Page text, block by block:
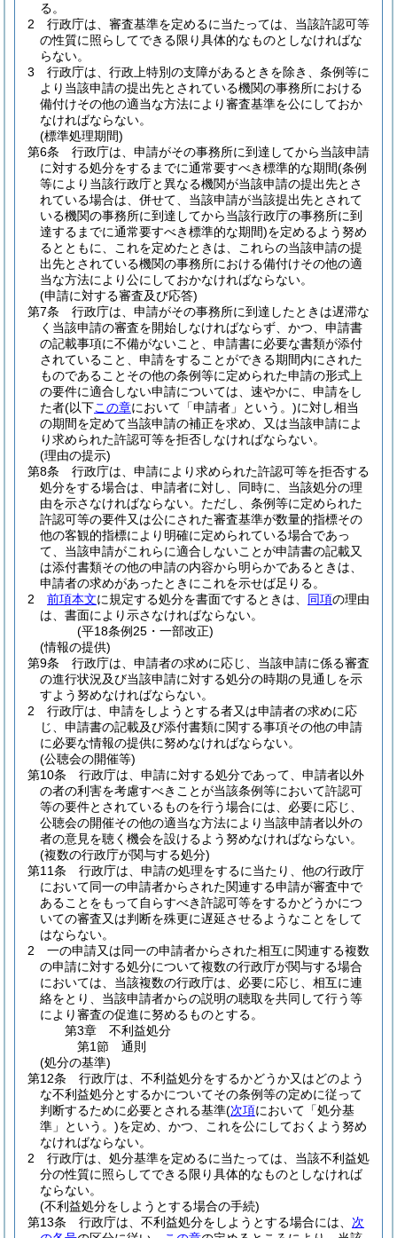
る。
2
行政庁は、審査基準を定めるに当たっては、当該許認可等
の性質に照らしてできる限り具体的なものとしなければな
らない。
3
行政庁は、行政上特別の支障があるときを除き、条例等に
より当該申請の提出先とされている機関の事務所における
備付けその他の適当な方法により審査基準を公にしておか
なければならない。
(標準処理期間)
第6条
行政庁は、申請がその事務所に到達してから当該申請
に対する処分をするまでに通常要すべき標準的な期間(条例
等により当該行政庁と異なる機関が当該申請の提出先とさ
れている場合は、併せて、当該申請が当該提出先とされて
いる機関の事務所に到達してから当該行政庁の事務所に到
達するまでに通常要すべき標準的な期間)を定めるよう努め
るとともに、これを定めたときは、これらの当該申請の提
出先とされている機関の事務所における備付けその他の適
当な方法により公にしておかなければならない。
(申請に対する審査及び応答)
第7条
行政庁は、申請がその事務所に到達したときは遅滞な
く当該申請の審査を開始しなければならず、かつ、申請書
の記載事項に不備がないこと、申請書に必要な書類が添付
されていること、申請をすることができる期間内にされた
ものであることその他の条例等に定められた申請の形式上
の要件に適合しない申請については、速やかに、申請をし
た者(以下この章において「申請者」という。)に対し相当
の期間を定めて当該申請の補正を求め、又は当該申請によ
り求められた許認可等を拒否しなければならない。
(理由の提示)
第8条
行政庁は、申請により求められた許認可等を拒否する
処分をする場合は、申請者に対し、同時に、当該処分の理
由を示さなければならない。 ただし、条例等に定められた
許認可等の要件又は公にされた審査基準が数量的指標その
他の客観的指標により明確に定められている場合であっ
て、当該申請がこれらに適合しないことが申請書の記載又
は添付書類その他の申請の内容から明らかであるときは、
申請者の求めがあったときにこれを示せば足りる。
2
前項本文に規定する処分を書面でするときは、 同項の理由
は、書面により示さなければならない。
(平18条例25・一部改正)
(情報の提供)
第9条
行政庁は、申請者の求めに応じ、当該申請に係る審査
の進行状況及び当該申請に対する処分の時期の見通しを示
すよう努めなければならない。
2
行政庁は、申請をしようとする者又は申請者の求めに応
じ、申請書の記載及び添付書類に関する事項その他の申請
に必要な情報の提供に努めなければならない。
(公聴会の開催等)
第10条
行政庁は、申請に対する処分であって、申請者以外
の者の利害を考慮すべきことが当該条例等において許認可
等の要件とされているものを行う場合には、必要に応じ、
公聴会の開催その他の適当な方法により当該申請者以外の
者の意見を聴く機会を設けるよう努めなければならない。
(複数の行政庁が関与する処分)
第11条
行政庁は、申請の処理をするに当たり、他の行政庁
において同一の申請者からされた関連する申請が審査中で
あることをもって自らすべき許認可等をするかどうかにつ
いての審査又は判断を殊更に遅延させるようなことをして
はならない。
2
一の申請又は同一の申請者からされた相互に関連する複数
の申請に対する処分について複数の行政庁が関与する場合
においては、当該複数の行政庁は、必要に応じ、相互に連
絡をとり、当該申請者からの説明の聴取を共同して行う等
により審査の促進に努めるものとする。
第3章
不利益処分
第1節
通則
(処分の基準)
第12条
行政庁は、不利益処分をするかどうか又はどのよう
な不利益処分とするかについてその条例等の定めに従って
判断するために必要とされる基準(次項において「処分基
準」という。)を定め、かつ、これを公にしておくよう努め
なければならない。
2
行政庁は、処分基準を定めるに当たっては、当該不利益処
分の性質に照らしてできる限り具体的なものとしなければ
ならない。
(不利益処分をしようとする場合の手続)
第13条
行政庁は、不利益処分をしようとする場合には、 次